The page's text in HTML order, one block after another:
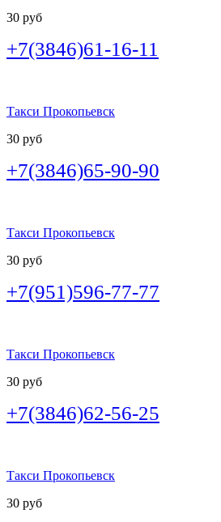
30 руб
+7(3846)61-16-11
Такси Прокопьевск
30 руб
+7(3846)65-90-90
Такси Прокопьевск
30 руб
+7(951)596-77-77
Такси Прокопьевск
30 руб
+7(3846)62-56-25
Такси Прокопьевск
30 руб